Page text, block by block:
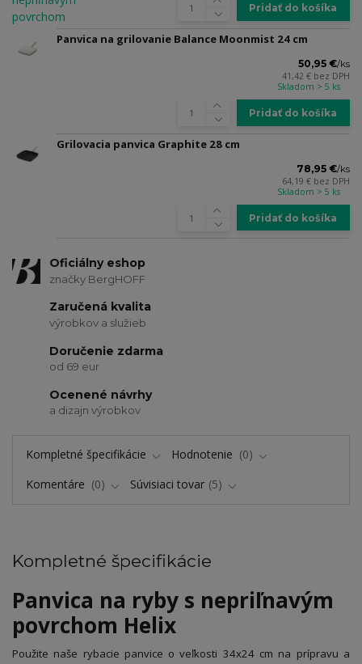
Pridať do košíka
Panvica na grilovanie Balance Moonmist 24 cm
50,95 €/ks
41,42 € bez DPH
Skladom > 5 ks
Pridať do košíka
Grilovacia panvica Graphite 28 cm
78,95 €/ks
64,19 € bez DPH
Skladom > 5 ks
Pridať do košíka
Oficiálny eshop
značky BergHOFF
Zaručená kvalita
výrobkov a služieb
Doručenie zdarma
od 69 eur
Ocenené návrhy
a dizajn výrobkov
Kompletné špecifikácie Hodnotenie
0
Komentáre
0 Súvisiaci tovar 5
Kompletné špecifikácie
Panvica na ryby s nepriľnavým
povrchom Helix
Použite naše rybacie panvice o veľkosti 34x24 cm na prípravu a